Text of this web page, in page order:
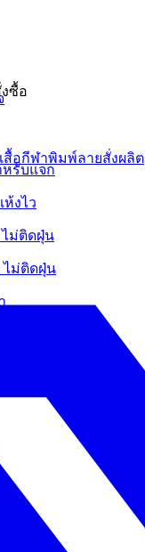
หรับแจก
ห้งไว
ไม่ติดฝุ่น
ไม่ติดฝุ่น
ซื้อ
สื้อกีฬาพิมพ์ลายสั่งผลิต